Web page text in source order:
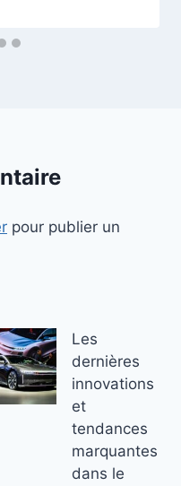
pour publier un
Les
dernières
innovations
et
tendances
marquantes
dans le